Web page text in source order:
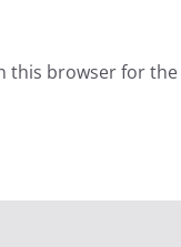
this browser for the